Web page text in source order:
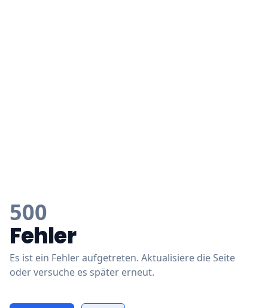
500
Fehler
Es ist ein Fehler aufgetreten. Aktualisiere die Seite
oder versuche es später erneut.